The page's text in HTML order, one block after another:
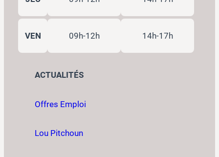
VEN 09h-12h 14h-17h
ACTUALITÉS
Offres Emploi
Lou Pitchoun